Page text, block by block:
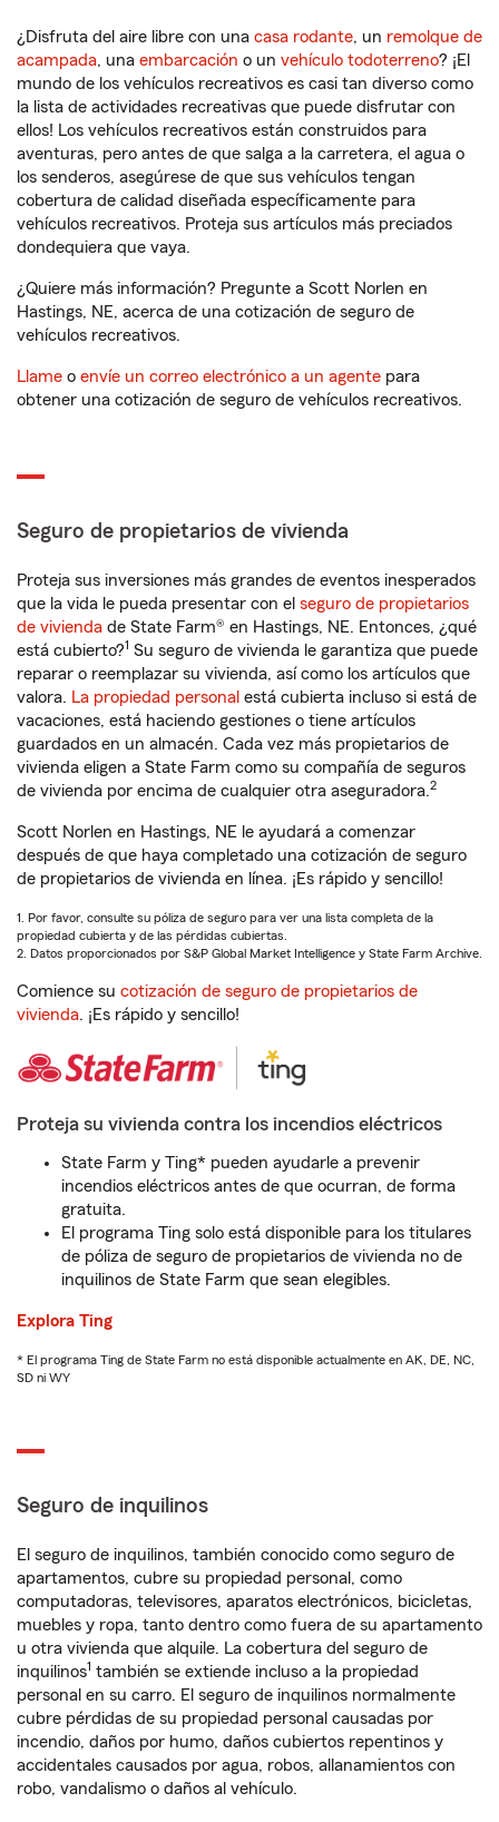
¿Disfruta del aire libre con una casa rodante, un remolque de
acampada, una embarcación o un vehículo todoterreno? ¡El
mundo de los vehículos recreativos es casi tan diverso como
la lista de actividades recreativas que puede disfrutar con
ellos! Los vehículos recreativos están construidos para
aventuras, pero antes de que salga a la carretera, el agua o
los senderos, asegúrese de que sus vehículos tengan
cobertura de calidad diseñada específicamente para
vehículos recreativos. Proteja sus artículos más preciados
dondequiera que vaya.
¿Quiere más información? Pregunte a Scott Norlen en
Hastings, NE, acerca de una cotización de seguro de
vehículos recreativos.
Llame o envíe un correo electrónico a un agente para
obtener una cotización de seguro de vehículos recreativos.
Seguro de propietarios de vivienda
Proteja sus inversiones más grandes de eventos inesperados
que la vida le pueda presentar con el seguro de propietarios
de vivienda de State Farm® en Hastings, NE. Entonces, ¿qué
está cubierto?1 Su seguro de vivienda le garantiza que puede
reparar o reemplazar su vivienda, así como los artículos que
valora. La propiedad personal está cubierta incluso si está de
vacaciones, está haciendo gestiones o tiene artículos
guardados en un almacén. Cada vez más propietarios de
vivienda eligen a State Farm como su compañía de seguros
de vivienda por encima de cualquier otra aseguradora.2
Scott Norlen en Hastings, NE le ayudará a comenzar
después de que haya completado una cotización de seguro
de propietarios de vivienda en línea. ¡Es rápido y sencillo!
1. Por favor, consulte su póliza de seguro para ver una lista completa de la
propiedad cubierta y de las pérdidas cubiertas.
2. Datos proporcionados por S&P Global Market Intelligence y State Farm Archive.
Comience su cotización de seguro de propietarios de
vivienda. ¡Es rápido y sencillo!
Proteja su vivienda contra los incendios eléctricos
State Farm y Ting* pueden ayudarle a prevenir
incendios eléctricos antes de que ocurran, de forma
gratuita.
El programa Ting solo está disponible para los titulares
de póliza de seguro de propietarios de vivienda no de
inquilinos de State Farm que sean elegibles.
Explora Ting
* El programa Ting de State Farm no está disponible actualmente en AK, DE, NC,
SD ni WY
Seguro de inquilinos
El seguro de inquilinos, también conocido como seguro de
apartamentos, cubre su propiedad personal, como
computadoras, televisores, aparatos electrónicos, bicicletas,
muebles y ropa, tanto dentro como fuera de su apartamento
u otra vivienda que alquile. La cobertura del seguro de
inquilinos1 también se extiende incluso a la propiedad
personal en su carro. El seguro de inquilinos normalmente
cubre pérdidas de su propiedad personal causadas por
incendio, daños por humo, daños cubiertos repentinos y
accidentales causados por agua, robos, allanamientos con
robo, vandalismo o daños al vehículo.